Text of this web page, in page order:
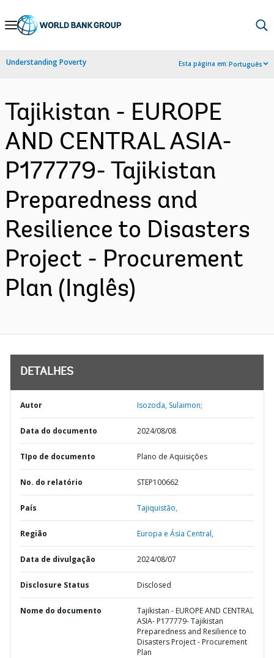
Skip
Navigation
Understanding Poverty Esta página em:Português
Tajikistan - EUROPE
AND CENTRAL ASIA-
P177779- Tajikistan
Preparedness and
Resilience to Disasters
Project - Procurement
Plan (Inglês)
DETALHES
Autor Isozoda, Sulaimon;
Data do documento 2024/08/08
TIpo de documento Plano de Aquisições
No. do relatório STEP100662
País Tajiquistão,
Região Europa e Ásia Central,
Data de divulgação 2024/08/07
Disclosure Status Disclosed
Nome do documento
Tajikistan - EUROPE AND CENTRAL
ASIA- P177779- Tajikistan
Preparedness and Resilience to
Disasters Project - Procurement
Plan